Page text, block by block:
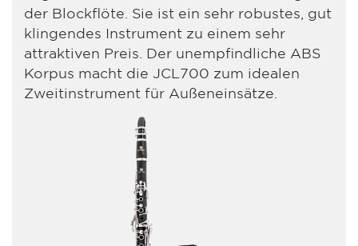
der Blockflöte. Sie ist ein sehr robustes, gut
klingendes Instrument zu einem sehr
attraktiven Preis. Der unempfindliche ABS
Korpus macht die JCL700 zum idealen
Zweitinstrument für Außeneinsätze.